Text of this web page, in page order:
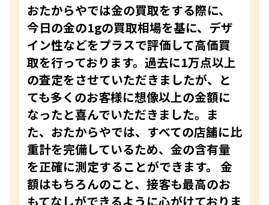
おたからやでは金の買取をする際に、
今日の金の1gの買取相場を基に、デザ
イン性などをプラスで評価して高価買
取を行っております。過去に1万点以上
の査定をさせていただきましたが、と
ても多くのお客様に想像以上の金額に
なったと喜んでいただきました。ま
た、おたからやでは、すべての店舗に比
重計を完備しているため、金の含有量
を正確に測定することができます。 金
額はもちろんのこと、接客も最高のお
もてなしができるように心がけておりま